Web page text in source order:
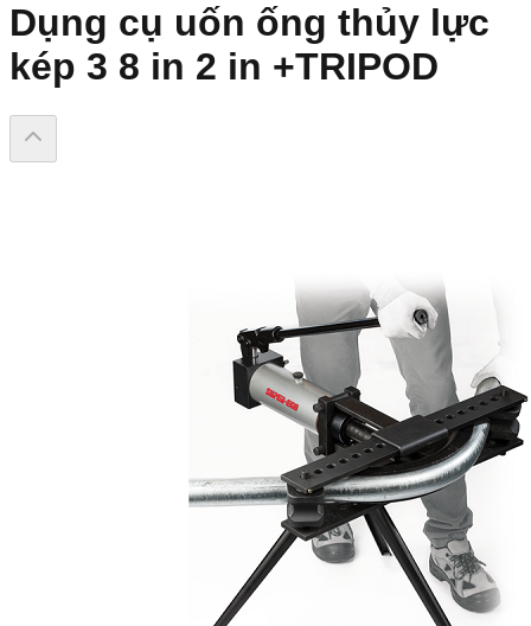
Dụng cụ uốn ống thủy lực
kép 3 8 in 2 in +TRIPOD